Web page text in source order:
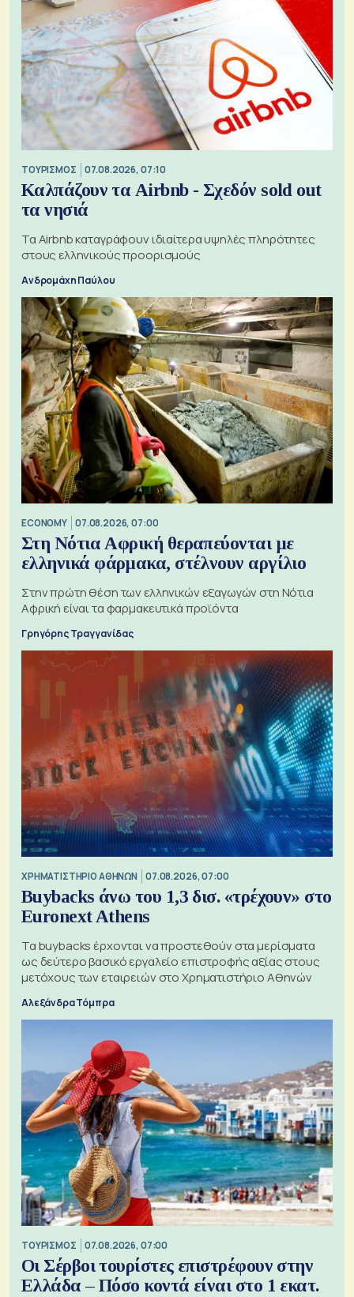
ΤΟΥΡΙΣΜΟΣ 07.08.2026, 07:10
Καλπάζουν τα Airbnb - Σχεδόν sold out
τα νησιά
Τα Airbnb καταγράφουν ιδιαίτερα υψηλές πληρότητες
στους ελληνικούς προορισμούς
Ανδρομάχη Παύλου
ECONOMY 07.08.2026, 07:00
Στη Νότια Αφρική θεραπεύονται με
ελληνικά φάρμακα, στέλνουν αργίλιο
Στην πρώτη θέση των ελληνικών εξαγωγών στη Νότια
Αφρική είναι τα φαρμακευτικά προϊόντα
Γρηγόρης Τραγγανίδας
XΡΗΜΑΤΙΣΤΗΡΙΟ ΑΘΗΝΩΝ 07.08.2026, 07:00
Buybacks άνω του 1,3 δισ. «τρέχουν» στο
Euronext Athens
Τα buybacks έρχονται να προστεθούν στα μερίσματα
ως δεύτερο βασικό εργαλείο επιστροφής αξίας στους
μετόχους των εταιρειών στο Χρηματιστήριο Αθηνών
Αλεξάνδρα Τόμπρα
ΤΟΥΡΙΣΜΟΣ 07.08.2026, 07:00
Οι Σέρβοι τουρίστες επιστρέφουν στην
Ελλάδα – Πόσο κοντά είναι στο 1 εκατ.